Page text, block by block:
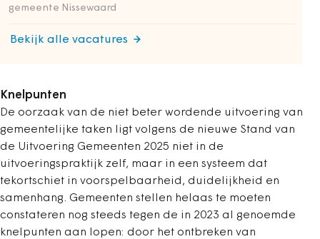
gemeente Nissewaard
Bekijk alle vacatures
Knelpunten
De oorzaak van de niet beter wordende uitvoering van
gemeentelijke taken ligt volgens de nieuwe Stand van
de Uitvoering Gemeenten 2025 niet in de
uitvoeringspraktijk zelf, maar in een systeem dat
tekortschiet in voorspelbaarheid, duidelijkheid en
samenhang. Gemeenten stellen helaas te moeten
constateren nog steeds tegen de in 2023 al genoemde
knelpunten aan lopen: door het ontbreken van